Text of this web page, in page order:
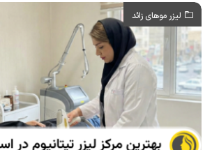
لیزر موهای زائد